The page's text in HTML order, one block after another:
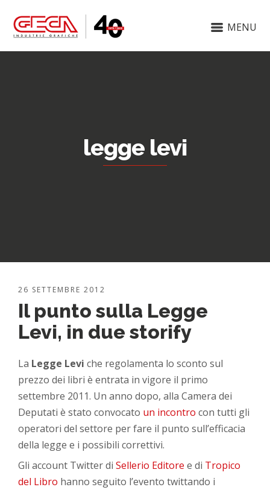
MENU
legge levi
26 SETTEMBRE 2012
Il punto sulla Legge
Levi, in due storify
La Legge Levi che regolamenta lo sconto sul
prezzo dei libri è entrata in vigore il primo
settembre 2011. Un anno dopo, alla Camera dei
Deputati è stato convocato un incontro con tutti gli
operatori del settore per fare il punto sull’efficacia
della legge e i possibili correttivi.
Gli account Twitter diSellerio Editore e di Tropico
del Libro hanno seguito l’evento twittando i